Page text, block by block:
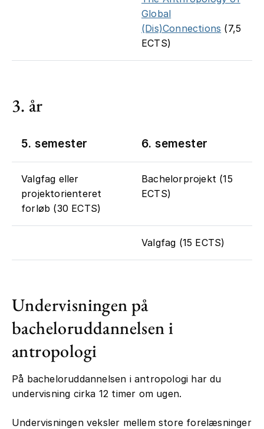
Global
(Dis)Connections (7,5
ECTS)
3. år
5. semester 6. semester
Valgfag eller
projektorienteret
forløb (30 ECTS)
Bachelorprojekt (15
ECTS)
Valgfag (15 ECTS)
Undervisningen på
bacheloruddannelsen i
antropologi
På bacheloruddannelsen i antropologi har du
undervisning cirka 12 timer om ugen.
Undervisningen veksler mellem store forelæsninger